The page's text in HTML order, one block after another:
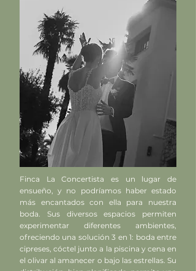
Finca La Concertista es un lugar de
ensueño, y no podríamos haber estado
más encantados con ella para nuestra
boda. Sus diversos espacios permiten
experimentar diferentes ambientes,
ofreciendo una solución 3 en 1: boda entre
cipreses, cóctel junto a la piscina y cena en
el olivar al amanecer o bajo las estrellas. Su